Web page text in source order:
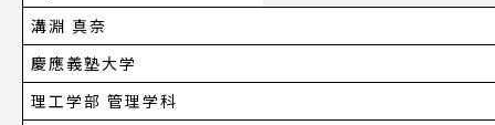
溝淵 真奈
慶應義塾大学
理工学部 管理学科